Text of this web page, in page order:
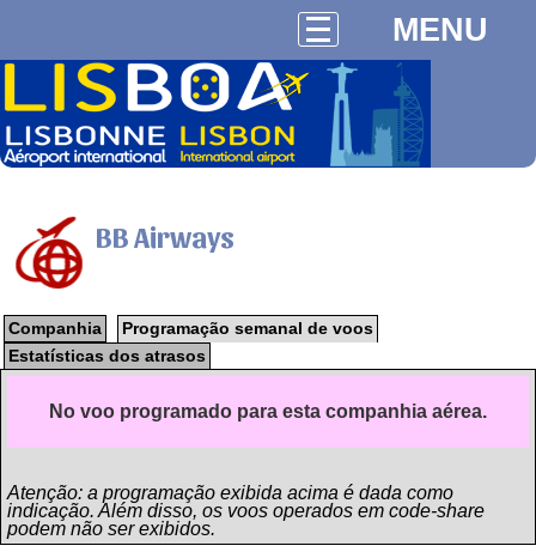
MENU
BB Airways
Companhia
Programação semanal de voos
Estatísticas dos atrasos
No voo programado para esta companhia aérea.
Atenção: a programação exibida acima é dada como
indicação. Além disso, os voos operados em code-share
podem não ser exibidos.